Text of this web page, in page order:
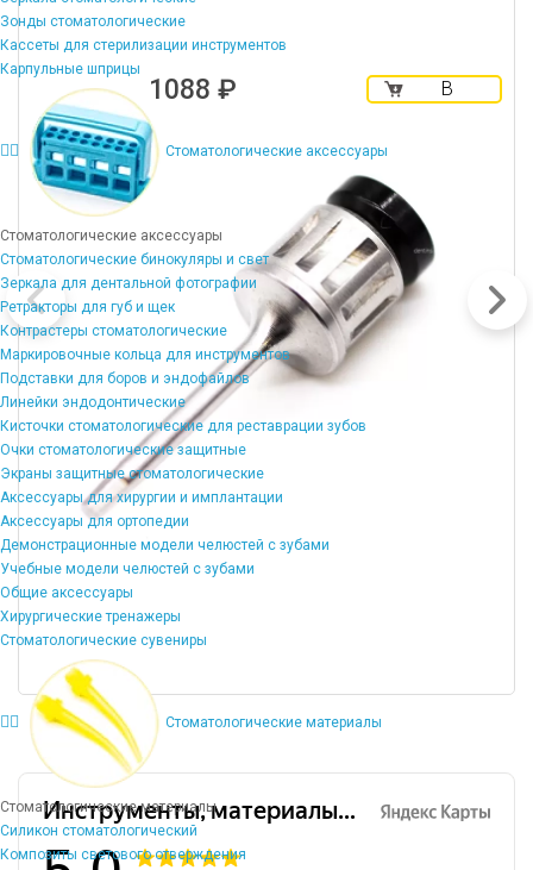
Зонды стоматологические
Кассеты для стерилизации инструментов
Карпульные шприцы
Стоматологические аксессуары
Стоматологические аксессуары
Стоматологические бинокуляры и свет
Зеркала для дентальной фотографии
Ретракторы для губ и щек
Контрастеры стоматологические
Маркировочные кольца для инструментов
Подставки для боров и эндофайлов
Линейки эндодонтические
Кисточки стоматологические для реставрации зубов
Очки стоматологические защитные
Экраны защитные стоматологические
Аксессуары для хирургии и имплантации
Аксессуары для ортопедии
Демонстрационные модели челюстей с зубами
Учебные модели челюстей с зубами
Общие аксессуары
Хирургические тренажеры
Стоматологические сувениры
Стоматологические материалы
Стоматологические материалы
Силикон стоматологический
Композиты светового отверждения
1088 ₽
В